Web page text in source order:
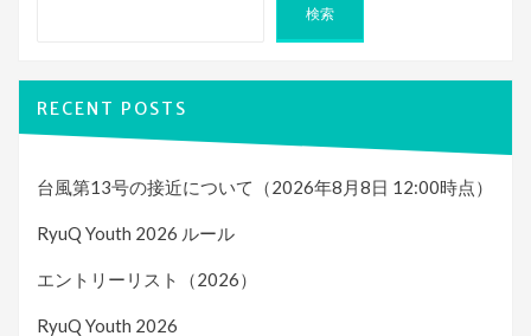
検索
RECENT POSTS
台風第13号の接近について（2026年8月8日 12:00時点）
RyuQ Youth 2026 ルール
エントリーリスト（2026）
RyuQ Youth 2026